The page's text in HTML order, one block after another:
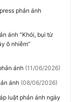
phản ánh
ánh “Khói, bụi từ
ô nhiễm”
ánh (11/06/2026)
ánh (08/06/2026)
luật phản ánh ngày